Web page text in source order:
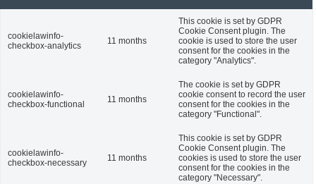
cookielawinfo-
checkbox-analytics
11 months
This cookie is set by GDPR
Cookie Consent plugin. The
cookie is used to store the user
consent for the cookies in the
category "Analytics".
cookielawinfo-
checkbox-functional
11 months
The cookie is set by GDPR
cookie consent to record the user
consent for the cookies in the
category "Functional".
cookielawinfo-
checkbox-necessary
11 months
This cookie is set by GDPR
Cookie Consent plugin. The
cookies is used to store the user
consent for the cookies in the
category "Necessary".